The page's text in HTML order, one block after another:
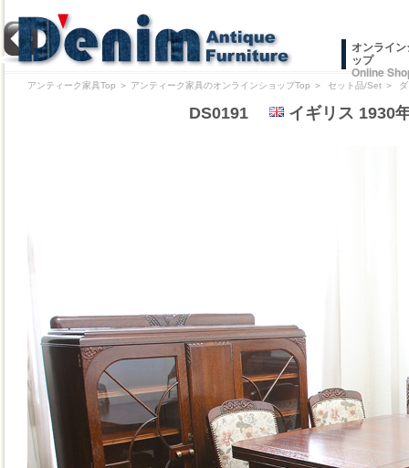
オンライ
ップ
Online
アンティーク家具Top ＞ アンティーク家具のオンラインショップTop ＞ セット品/Set ＞
DS0191 イギリス 1930